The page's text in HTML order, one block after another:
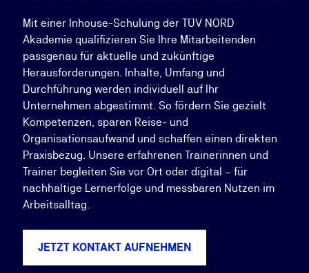
Mit einer Inhouse-Schulung der TÜV NORD
Akademie qualifizieren Sie Ihre Mitarbeitenden
passgenau für aktuelle und zukünftige
Herausforderungen. Inhalte, Umfang und
Durchführung werden individuell auf Ihr
Unternehmen abgestimmt. So fördern Sie gezielt
Kompetenzen, sparen Reise- und
Organisationsaufwand und schaffen einen direkten
Praxisbezug. Unsere erfahrenen Trainerinnen und
Trainer begleiten Sie vor Ort oder digital – für
nachhaltige Lernerfolge und messbaren Nutzen im
Arbeitsalltag.
JETZT KONTAKT AUFNEHMEN